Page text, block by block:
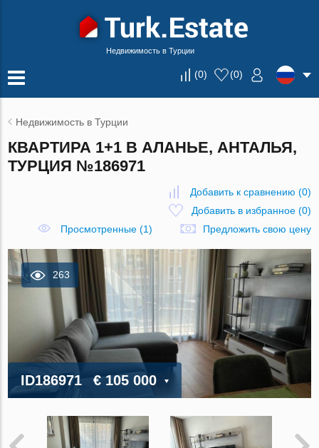
Недвижимость в Турции
(0) (0)
Недвижимость в Турции
КВАРТИРА 1+1 В АЛАНЬЕ, АНТАЛЬЯ,
ТУРЦИЯ №186971
Добавить к сравнению (0)
Добавить в избранное(0)
Просмотренные (1)
Предложить свою цену
263
ID186971 € 105 000